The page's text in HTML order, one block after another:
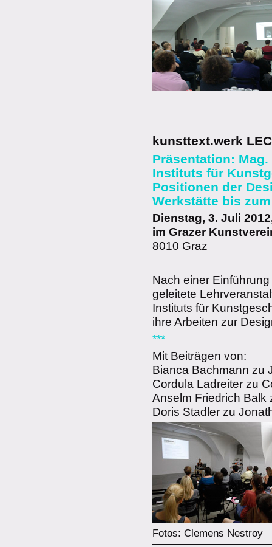
kunsttext.werk
Präsentation:
Instituts für
Positionen der
Werkstätte bis
Dienstag, 3. Juli
im Grazer
8010 Graz
Nach einer
geleitete
Instituts für
ihre Arbeiten zur
***
Mit Beiträgen von:
Bianca Bachmann zu
Cordula Ladreiter zu
Anselm Friedrich Balk
Doris Stadler zu
Fotos: Clemens Nestroy